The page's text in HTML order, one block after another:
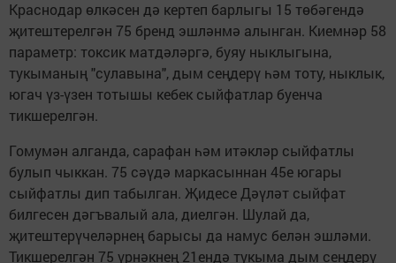
Краснодар өлкәсен дә кертеп барлыгы 15 төбәгендә
җитештерелгән 75 бренд эшләнмә алынган. Киемнәр 58
параметр: токсик матдәләргә, буяу ныклыгына,
тукыманың "сулавына", дым сеңдерү һәм тоту, ныклык,
югач үз-үзен тотышы кебек сыйфатлар буенча
тикшерелгән.
Гомумән алганда, сарафан һәм итәкләр сыйфатлы
булып чыккан. 75 сәүдә маркасыннан 45е югары
сыйфатлы дип табылган. Җидесе Дәүләт сыйфат
билгесен дәгъвалый ала, диелгән. Шулай да,
җитештерүчеләрнең барысы да намус белән эшләми.
Тикшерелгән 75 үрнәкнең 21ендә тукыма дым сеңдерү